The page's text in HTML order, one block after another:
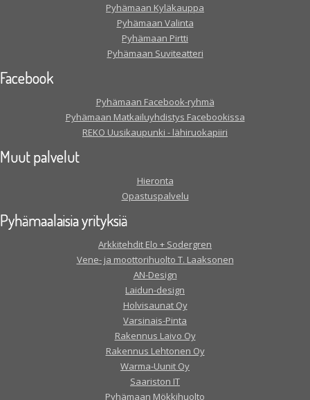
Pyhämaan Kyläkauppa
Pyhämaan Valinta
Pyhämaan Pirtti
Pyhämaan Suviteatteri
Facebook
Pyhämaan Facebook-ryhmä
Pyhämaan Matkailuyhdistys Facebookissa
REKO Uusikaupunki - lähiruokapiiri
Muut palvelut
Hieronta
Opastuspalvelu
Pyhämaalaisia yrityksiä
Arkkitehdit Elo + Sodergren
Vene- ja moottorihuolto T. Laaksonen
AN-Design
Laidun-design
Holvisaunat Oy
Varsinais-Pinta
Rakennus Laivo Oy
Rakennus Lehtonen Oy
Warma-Uunit Oy
Saariston IT
Pyhämaan Mökkihuolto